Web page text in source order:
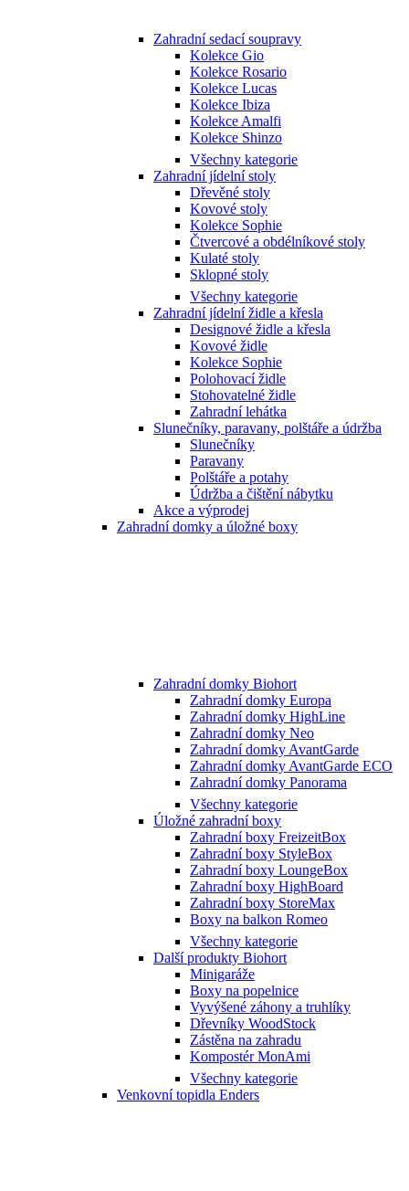
Zahradní sedací soupravy
Kolekce Gio
Kolekce Rosario
Kolekce Lucas
Kolekce Ibiza
Kolekce Amalfi
Kolekce Shinzo
Všechny kategorie
Zahradní jídelní stoly
Dřevěné stoly
Kovové stoly
Kolekce Sophie
Čtvercové a obdélníkové stoly
Kulaté stoly
Sklopné stoly
Všechny kategorie
Zahradní jídelní židle a křesla
Designové židle a křesla
Kovové židle
Kolekce Sophie
Polohovací židle
Stohovatelné židle
Zahradní lehátka
Slunečníky, paravany, polštáře a údržba
Slunečníky
Paravany
Polštáře a potahy
Údržba a čištění nábytku
Akce a výprodej
Zahradní domky a úložné boxy
Zahradní domky Biohort
Zahradní domky Europa
Zahradní domky HighLine
Zahradní domky Neo
Zahradní domky AvantGarde
Zahradní domky AvantGarde ECO
Zahradní domky Panorama
Všechny kategorie
Úložné zahradní boxy
Zahradní boxy FreizeitBox
Zahradní boxy StyleBox
Zahradní boxy LoungeBox
Zahradní boxy HighBoard
Zahradní boxy StoreMax
Boxy na balkon Romeo
Všechny kategorie
Další produkty Biohort
Minigaráže
Boxy na popelnice
Vyvýšené záhony a truhlíky
Dřevníky WoodStock
Zástěna na zahradu
Kompostér MonAmi
Všechny kategorie
Venkovní topidla Enders